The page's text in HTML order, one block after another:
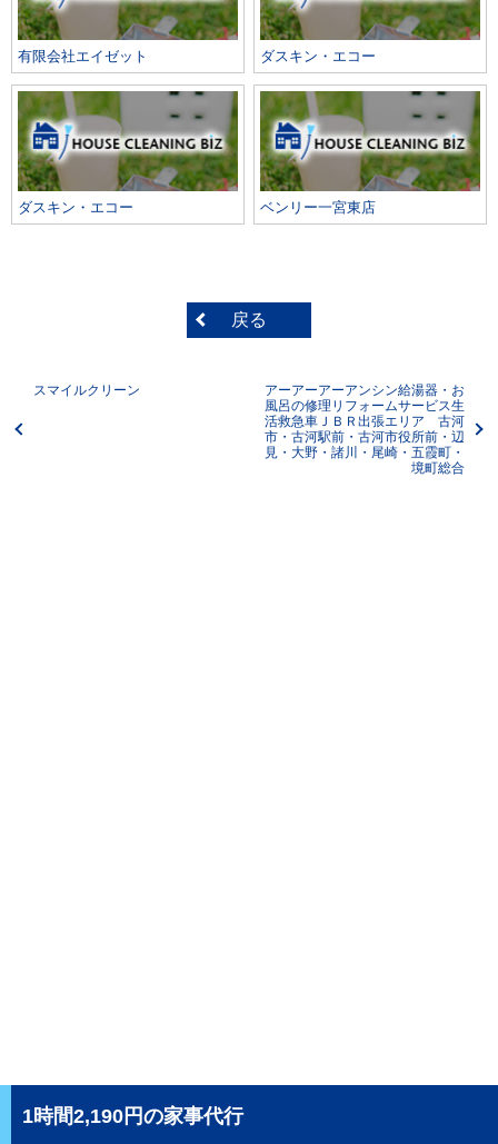
有限会社エイゼット ダスキン・エコー
ダスキン・エコー ベンリー一宮東店
戻る
スマイルクリーン
アーアーアーアンシン給湯器・お
風呂の修理リフォームサービス生
活救急車ＪＢＲ出張エリア 古河
市・古河駅前・古河市役所前・辺
見・大野・諸川・尾崎・五霞町・
境町総合
1時間2,190円の家事代行